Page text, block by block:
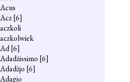
Acus
Acz[6]
aczkoli
aczkolwiek
Ad[6]
Adadżissimo [6]
Adadżjo [6]
Adagio